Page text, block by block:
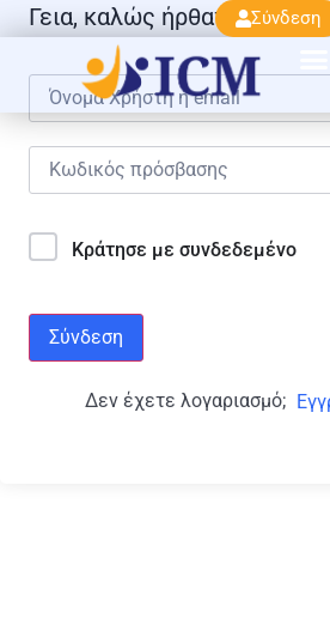
Σύνδεση
Γεια, καλώς ήρθατε πάλι!
Κράτησε με συνδεδεμένο
Σύνδεση
Δεν έχετε λογαριασμό;